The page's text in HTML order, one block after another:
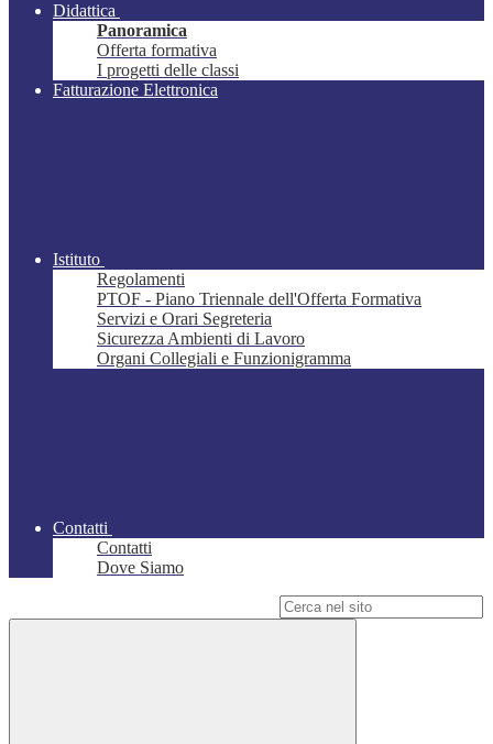
Didattica
Panoramica
Offerta formativa
I progetti delle classi
Fatturazione Elettronica
Istituto
Regolamenti
PTOF - Piano Triennale dell'Offerta Formativa
Servizi e Orari Segreteria
Sicurezza Ambienti di Lavoro
Organi Collegiali e Funzionigramma
Contatti
Contatti
Dove Siamo